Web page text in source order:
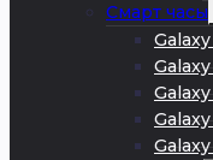
Смарт часы